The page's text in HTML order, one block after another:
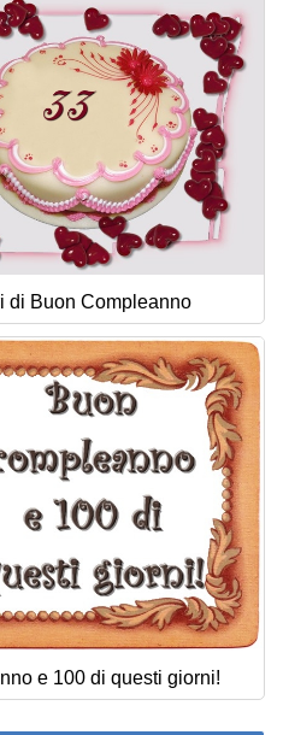
di Buon Compleanno
e 100 di questi giorni!